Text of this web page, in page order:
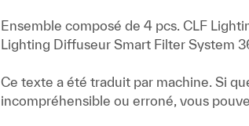
Ensemble composé de 4 pcs. CLF
Lighting Diffuseur Smart Filter System
Ce texte a été traduit par machine. Si
incompréhensible ou erroné, vous